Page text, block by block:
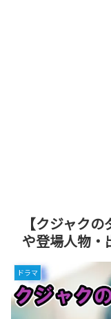
【クジャク
や登場人物・
ドラマ